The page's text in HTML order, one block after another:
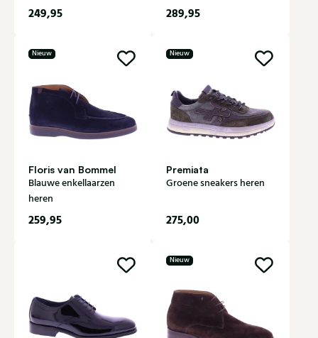
249,95 289,95
Nieuw
Floris van Bommel
Blauwe enkellaarzen
heren
259,95
Nieuw
Premiata
Groene sneakers heren
275,00
Nieuw